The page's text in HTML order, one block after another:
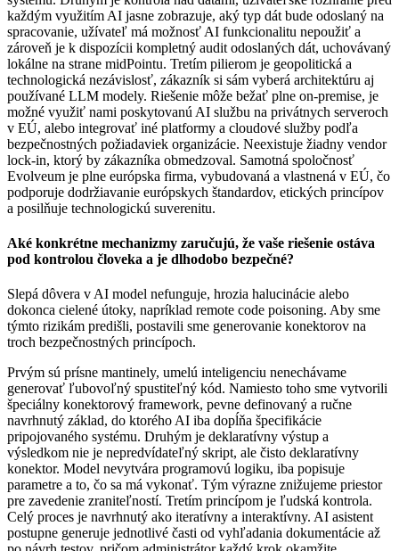
každým využitím AI jasne zobrazuje, aký typ dát bude odoslaný na
spracovanie, užívateľ má možnosť AI funkcionalitu nepoužiť a
zároveň je k dispozícii kompletný audit odoslaných dát, uchovávaný
lokálne na strane midPointu. Tretím pilierom je geopolitická a
technologická nezávislosť, zákazník si sám vyberá architektúru aj
používané LLM modely. Riešenie môže bežať plne on-premise, je
možné využiť nami poskytovanú AI službu na privátnych serveroch
v EÚ, alebo integrovať iné platformy a cloudové služby podľa
bezpečnostných požiadaviek organizácie. Neexistuje žiadny vendor
lock-in, ktorý by zákazníka obmedzoval. Samotná spoločnosť
Evolveum je plne európska firma, vybudovaná a vlastnená v EÚ, čo
podporuje dodržiavanie európskych štandardov, etických princípov
a posilňuje technologickú suverenitu.
Aké konkrétne mechanizmy zaručujú, že vaše riešenie ostáva
pod kontrolou človeka a je dlhodobo bezpečné?
Slepá dôvera v AI model nefunguje, hrozia halucinácie alebo
dokonca cielené útoky, napríklad remote code poisoning. Aby sme
týmto rizikám predišli, postavili sme generovanie konektorov na
troch bezpečnostných princípoch.
Prvým sú prísne mantinely, umelú inteligenciu nenechávame
generovať ľubovoľný spustiteľný kód. Namiesto toho sme vytvorili
špeciálny konektorový framework, pevne definovaný a ručne
navrhnutý základ, do ktorého AI iba dopĺňa špecifikácie
pripojovaného systému. Druhým je deklaratívny výstup a
výsledkom nie je nepredvídateľný skript, ale čisto deklaratívny
konektor. Model nevytvára programovú logiku, iba popisuje
parametre a to, čo sa má vykonať. Tým výrazne znižujeme priestor
pre zavedenie zraniteľností. Tretím princípom je ľudská kontrola.
Celý proces je navrhnutý ako iteratívny a interaktívny. AI asistent
postupne generuje jednotlivé časti od vyhľadania dokumentácie až